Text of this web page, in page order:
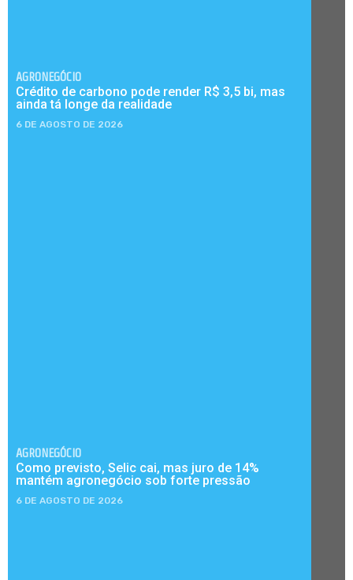
AGRONEGÓCIO
Crédito de carbono pode render R$ 3,5 bi, mas
ainda tá longe da realidade
6 DE AGOSTO DE 2026
AGRONEGÓCIO
Como previsto, Selic cai, mas juro de 14%
mantém agronegócio sob forte pressão
6 DE AGOSTO DE 2026